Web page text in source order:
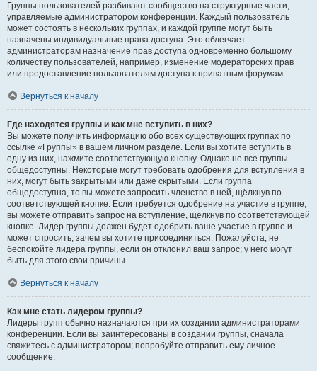
Группы пользователей разбивают сообщество на структурные части,
управляемые администратором конференции. Каждый пользователь
может состоять в нескольких группах, и каждой группе могут быть
назначены индивидуальные права доступа. Это облегчает
администраторам назначение прав доступа одновременно большому
количеству пользователей, например, изменение модераторских прав
или предоставление пользователям доступа к приватным форумам.
Вернуться к началу
Где находятся группы и как мне вступить в них?
Вы можете получить информацию обо всех существующих группах по
ссылке «Группы» в вашем личном разделе. Если вы хотите вступить в
одну из них, нажмите соответствующую кнопку. Однако не все группы
общедоступны. Некоторые могут требовать одобрения для вступления в
них, могут быть закрытыми или даже скрытыми. Если группа
общедоступна, то вы можете запросить членство в ней, щёлкнув по
соответствующей кнопке. Если требуется одобрение на участие в группе,
вы можете отправить запрос на вступление, щёлкнув по соответствующей
кнопке. Лидер группы должен будет одобрить ваше участие в группе и
может спросить, зачем вы хотите присоединиться. Пожалуйста, не
беспокойте лидера группы, если он отклонил ваш запрос; у него могут
быть для этого свои причины.
Вернуться к началу
Как мне стать лидером группы?
Лидеры групп обычно назначаются при их создании администраторами
конференции. Если вы заинтересованы в создании группы, сначала
свяжитесь с администратором; попробуйте отправить ему личное
сообщение.